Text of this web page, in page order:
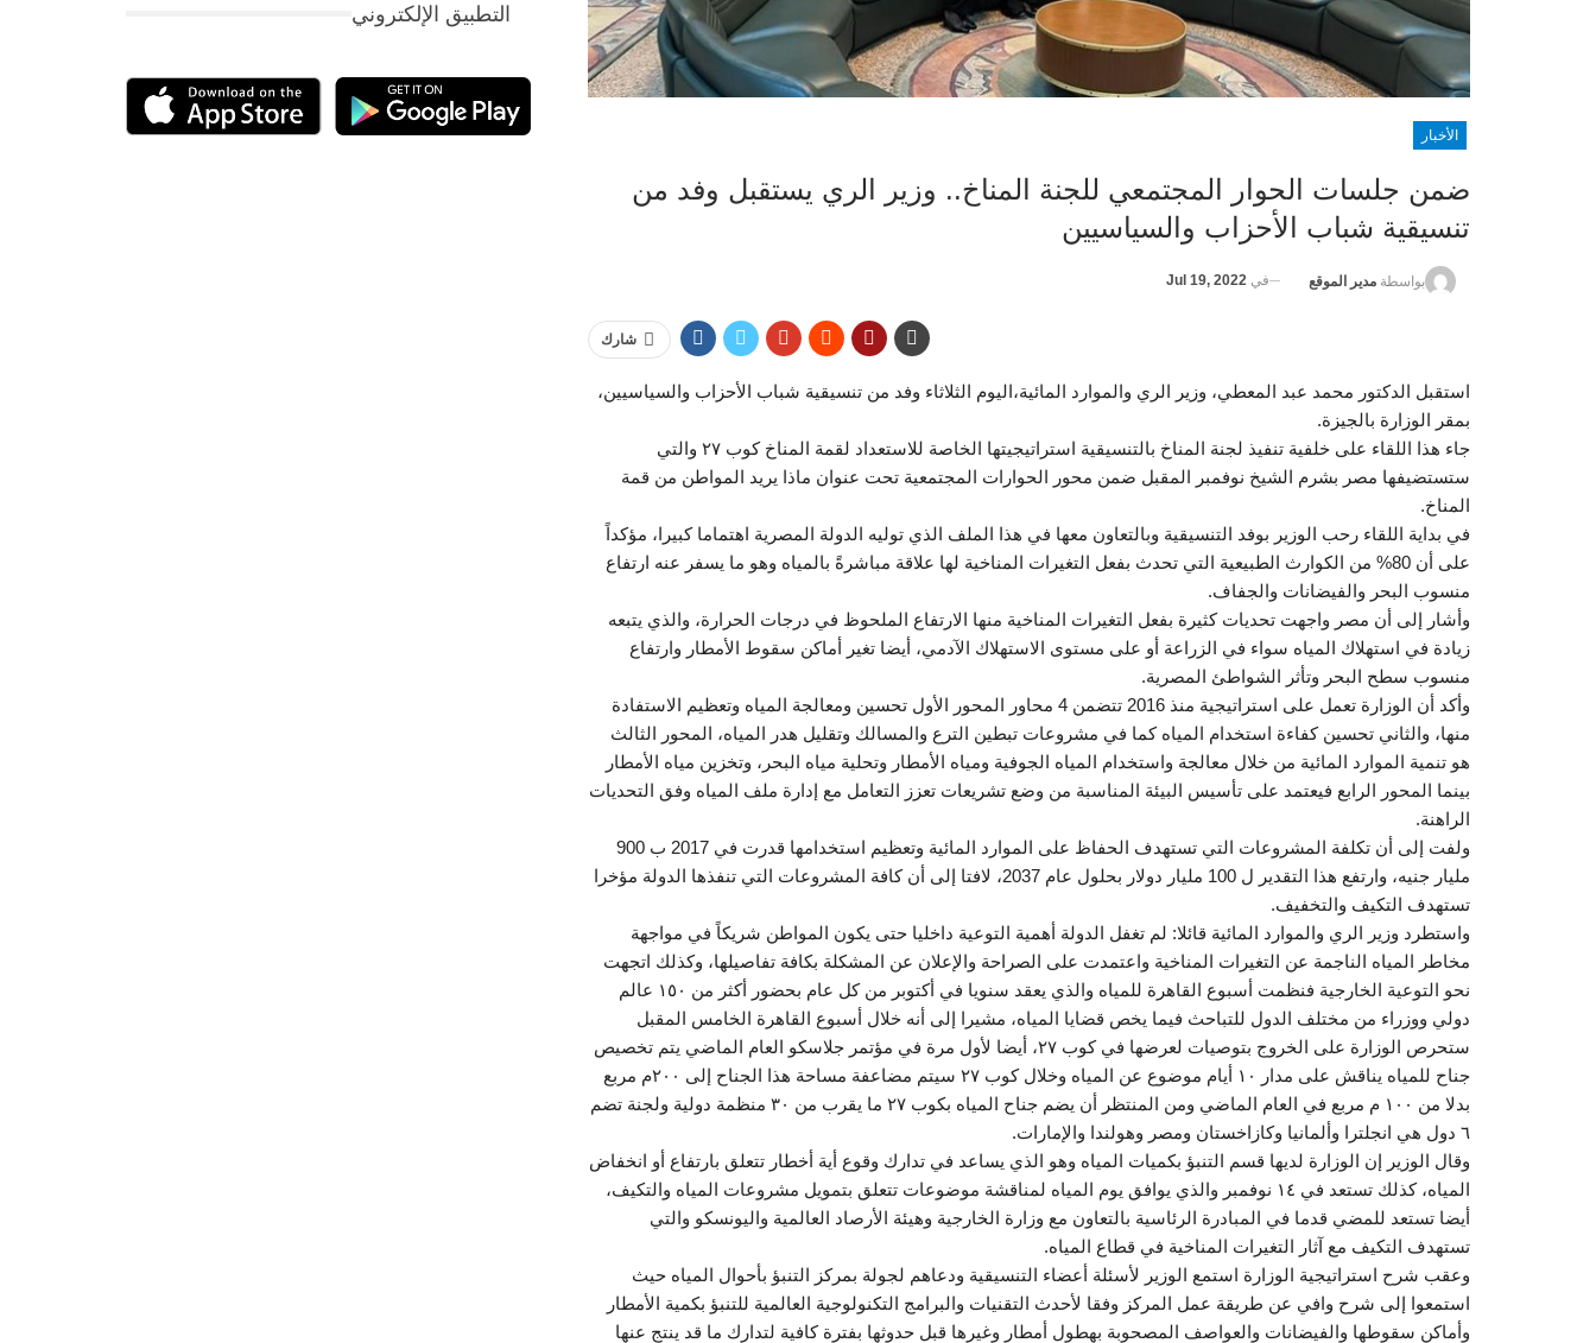
الأخبار
ضمن جلسات الحوار المجتمعي للجنة المناخ.. وزير الري يستقبل وفد من
تنسيقية شباب الأحزاب والسياسيين
بواسطة مدير الموقع في Jul 19, 2022
شارك
استقبل الدكتور محمد عبد المعطي، وزير الري والموارد المائية،اليوم الثلاثاء وفد من تنسيقية شباب الأحزاب والسياسيين،
بمقر الوزارة بالجيزة.
جاء هذا اللقاء على خلفية تنفيذ لجنة المناخ بالتنسيقية استراتيجيتها الخاصة للاستعداد لقمة المناخ كوب ٢٧ والتي
ستستضيفها مصر بشرم الشيخ نوفمبر المقبل ضمن محور الحوارات المجتمعية تحت عنوان ماذا يريد المواطن من قمة
المناخ.
في بداية اللقاء رحب الوزير بوفد التنسيقية وبالتعاون معها في هذا الملف الذي توليه الدولة المصرية اهتماما كبيرا، مؤكداً
على أن 80% من الكوارث الطبيعية التي تحدث بفعل التغيرات المناخية لها علاقة مباشرةً بالمياه وهو ما يسفر عنه ارتفاع
منسوب البحر والفيضانات والجفاف.
وأشار إلى أن مصر واجهت تحديات كثيرة بفعل التغيرات المناخية منها الارتفاع الملحوظ في درجات الحرارة، والذي يتبعه
زيادة في استهلاك المياه سواء في الزراعة أو على مستوى الاستهلاك الآدمي، أيضا تغير أماكن سقوط الأمطار وارتفاع
منسوب سطح البحر وتأثر الشواطئ المصرية.
وأكد أن الوزارة تعمل على استراتيجية منذ 2016 تتضمن 4 محاور المحور الأول تحسين ومعالجة المياه وتعظيم الاستفادة
منها، والثاني تحسين كفاءة استخدام المياه كما في مشروعات تبطين الترع والمسالك وتقليل هدر المياه، المحور الثالث
هو تنمية الموارد المائية من خلال معالجة واستخدام المياه الجوفية ومياه الأمطار وتحلية مياه البحر، وتخزين مياه الأمطار
بينما المحور الرابع فيعتمد على تأسيس البيئة المناسبة من وضع تشريعات تعزز التعامل مع إدارة ملف المياه وفق التحديات
الراهنة.
ولفت إلى أن تكلفة المشروعات التي تستهدف الحفاظ على الموارد المائية وتعظيم استخدامها قدرت في 2017 ب 900
مليار جنيه، وارتفع هذا التقدير ل 100 مليار دولار بحلول عام 2037، لافتا إلى أن كافة المشروعات التي تنفذها الدولة مؤخرا
تستهدف التكيف والتخفيف.
واستطرد وزير الري والموارد المائية قائلا: لم تغفل الدولة أهمية التوعية داخليا حتى يكون المواطن شريكاً في مواجهة
مخاطر المياه الناجمة عن التغيرات المناخية واعتمدت على الصراحة والإعلان عن المشكلة بكافة تفاصيلها، وكذلك اتجهت
نحو التوعية الخارجية فنظمت أسبوع القاهرة للمياه والذي يعقد سنويا في أكتوبر من كل عام بحضور أكثر من ١٥٠ عالم
دولي ووزراء من مختلف الدول للتباحث فيما يخص قضايا المياه، مشيرا إلى أنه خلال أسبوع القاهرة الخامس المقبل
ستحرص الوزارة على الخروج بتوصيات لعرضها في كوب ٢٧، أيضا لأول مرة في مؤتمر جلاسكو العام الماضي يتم تخصيص
جناح للمياه يناقش على مدار ١٠ أيام موضوع عن المياه وخلال كوب ٢٧ سيتم مضاعفة مساحة هذا الجناح إلى ٢٠٠م مربع
بدلا من ١٠٠ م مربع في العام الماضي ومن المنتظر أن يضم جناح المياه بكوب ٢٧ ما يقرب من ٣٠ منظمة دولية ولجنة تضم
٦ دول هي انجلترا وألمانيا وكازاخستان ومصر وهولندا والإمارات.
وقال الوزير إن الوزارة لديها قسم التنبؤ بكميات المياه وهو الذي يساعد في تدارك وقوع أية أخطار تتعلق بارتفاع أو انخفاض
المياه، كذلك تستعد في ١٤ نوفمبر والذي يوافق يوم المياه لمناقشة موضوعات تتعلق بتمويل مشروعات المياه والتكيف،
أيضا تستعد للمضي قدما في المبادرة الرئاسية بالتعاون مع وزارة الخارجية وهيئة الأرصاد العالمية واليونسكو والتي
تستهدف التكيف مع آثار التغيرات المناخية في قطاع المياه.
وعقب شرح استراتيجية الوزارة استمع الوزير لأسئلة أعضاء التنسيقية ودعاهم لجولة بمركز التنبؤ بأحوال المياه حيث
استمعوا إلى شرح وافي عن طريقة عمل المركز وفقا لأحدث التقنيات والبرامج التكنولوجية العالمية للتنبؤ بكمية الأمطار
وأماكن سقوطها والفيضانات والعواصف المصحوبة بهطول أمطار وغيرها قبل حدوثها بفترة كافية لتدارك ما قد ينتج عنها
التطبيق الإلكتروني